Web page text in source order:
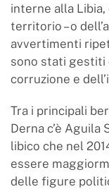
interne alla
territorio – o
avvertimenti
sono stati gestiti
corruzione e
Tra i principali
Derna c’è
libico che nel
essere
delle figure